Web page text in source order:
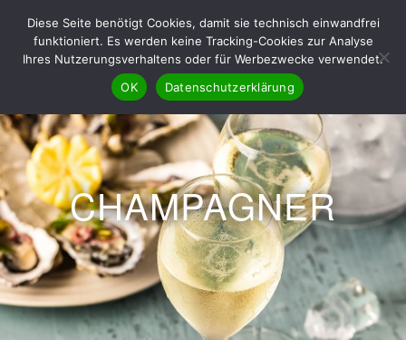
CHAMPAGNER
Diese Seite benötigt Cookies, damit sie technisch einwandfrei
funktioniert. Es werden keine Tracking-Cookies zur Analyse
Ihres Nutzerungsverhaltens oder für Werbezwecke verwendet.
OK
Datenschutzerklärung